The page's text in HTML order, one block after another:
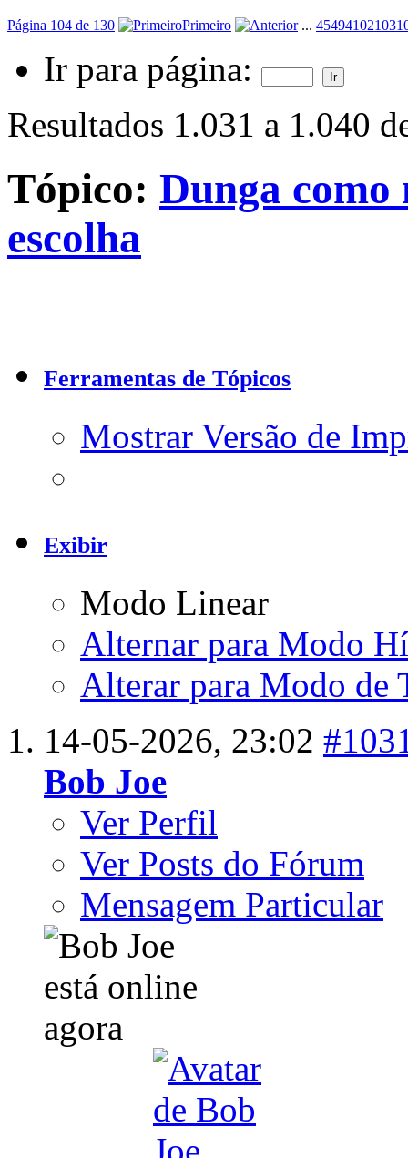
Página 104 de 130 Primeiro ... 45494102103
Ir para página:
Resultados 1.031 a 1.040
Tópico: Dunga como
escolha
Ferramentas de Tópicos
Mostrar Versão de
Exibir
Modo Linear
Alternar para Modo
Alterar para Modo de
14-05-2026, 23:02
Bob Joe
Ver Perfil
Ver Posts do Fórum
Mensagem Particular